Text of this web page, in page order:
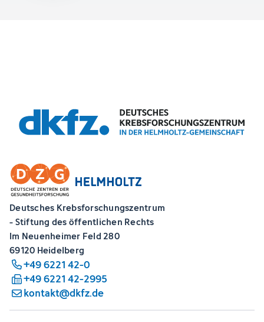
Deutsches Krebsforschungszentrum
- Stiftung des öffentlichen Rechts
Im Neuenheimer Feld 280
69120 Heidelberg
+49 6221 42-0
+49 6221 42-2995
kontakt@dkfz.de